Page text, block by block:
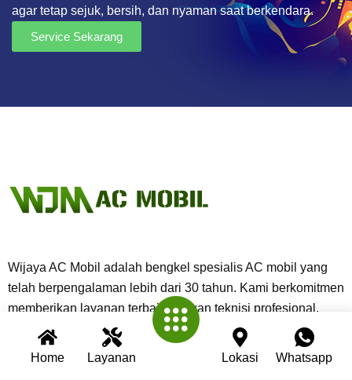
Home Layanan Lokasi Whatsapp
agar tetap sejuk, bersih, dan nyaman saat berkendara.
Service Sekarang
Wijaya AC Mobil adalah bengkel spesialis AC mobil yang
telah berpengalaman lebih dari 30 tahun. Kami berkomitmen
memberikan layanan terbaik dengan teknisi profesional,
peralatan modern, dan garansi untuk setiap pengerjaan.